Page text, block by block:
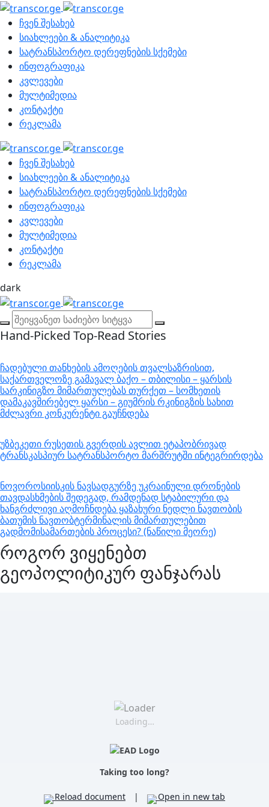
ჩვენ შესახებ
სიახლეები & ანალიტიკა
სატრანსპორტო დერეფნების სქემები
ინფოგრაფიკა
კვლევები
მულტიმედია
კონტაქტი
რეკლამა
ჩვენ შესახებ
სიახლეები & ანალიტიკა
სატრანსპორტო დერეფნების სქემები
ინფოგრაფიკა
კვლევები
მულტიმედია
კონტაქტი
რეკლამა
dark
Hand-Picked Top-Read Stories
ჩადებული თანხების ამოღების თვალსაზრისით,
საქართველოზე გამავალ ბაქო – თბილისი – ყარსის
სარკინიგზო მიმართულებას თურქეთ – სომხეთის
დამაკავშირებელ ყარსი – გიუმრის რკინიგზის სახით
მძლავრი კონკურენტი გაუჩნდება
უზბეკეთი რუსეთის გვერდის ავლით ეტაპობრივად
ტრანსკასპიურ სატრანსპორტო მარშრუტში ინტეგრირდება
ნოვოროსიისკის ნავსადგურზე უკრაინული დრონების
თავდასხმების შედეგად, რამდენად სტაბილური და
ხანგრძლივი აღმოჩნდება ყაზახური ნედლი ნავთობის
ბათუმის ნავთობტერმინალის მიმართულებით
გადმომისამართების პროცესი? (ნაწილი მეორე)
როგორ ვიყენებთ
გეოპოლიტიკურ ფანჯარას
Loading…
Taking too long?
Reload document | Open in new tab